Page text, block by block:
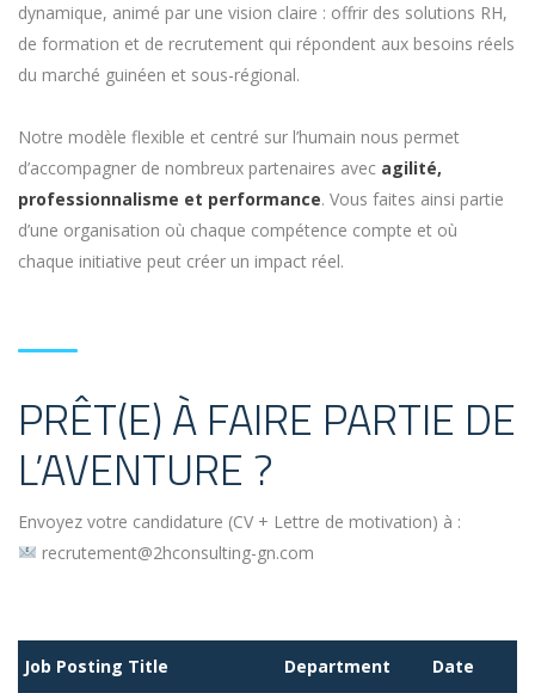
dynamique, animé par une vision claire : offrir des solutions RH,
de formation et de recrutement qui répondent aux besoins réels
du marché guinéen et sous-régional.
Notre modèle flexible et centré sur l’humain nous permet
d’accompagner de nombreux partenaires avec agilité,
professionnalisme et performance. Vous faites ainsi partie
d’une organisation où chaque compétence compte et où
chaque initiative peut créer un impact réel.
PRÊT(E) À FAIRE PARTIE DE
L’AVENTURE ?
Envoyez votre candidature (CV + Lettre de motivation) à :
recrutement@2hconsulting-gn.com
Job Posting Title Department Date